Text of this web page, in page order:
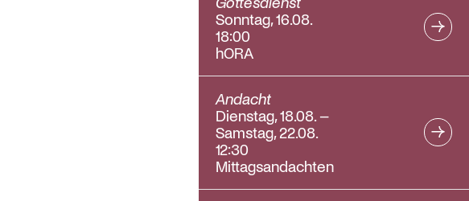
Sonntag, 16.08.
18:00
hORA
Andacht
Dienstag, 18.08. –
Samstag, 22.08.
12:30
Mittagsandachten